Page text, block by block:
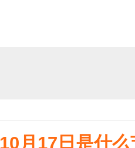
10月17日是什